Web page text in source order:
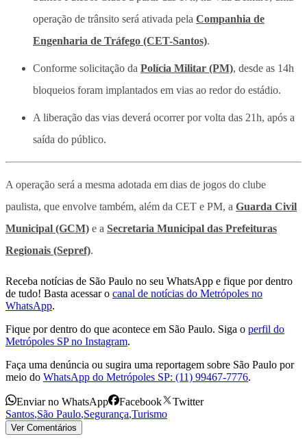
operação de trânsito será ativada pela Companhia de
Engenharia de Tráfego (CET-Santos).
Conforme solicitação da Polícia Militar (PM), desde as 14h
bloqueios foram implantados em vias ao redor do estádio.
A liberação das vias deverá ocorrer por volta das 21h, após a
saída do público.
A operação será a mesma adotada em dias de jogos do clube
paulista, que envolve também, além da CET e PM, a Guarda Civil
Municipal (GCM) e a Secretaria Municipal das Prefeituras
Regionais (Sepref).
Receba notícias de São Paulo no seu WhatsApp e fique por dentro
de tudo! Basta acessar o canal de notícias do Metrópoles no
WhatsApp.
Fique por dentro do que acontece em São Paulo. Siga o perfil do
Metrópoles SP no Instagram.
Faça uma denúncia ou sugira uma reportagem sobre São Paulo por
meio do WhatsApp do Metrópoles SP: (11) 99467-7776.
Enviar no WhatsApp Facebook
Twitter
Santos,São Paulo,Segurança,Turismo
Ver Comentários